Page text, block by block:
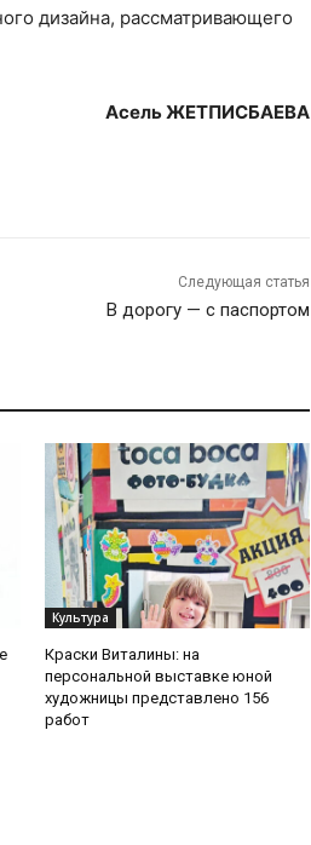
дизайна, рассматривающего
Асель ЖЕТПИСБАЕВА
Следующая статья
В дорогу — с паспортом
Культура
Краски Виталины: на
персональной выставке юной
художницы представлено 156
работ